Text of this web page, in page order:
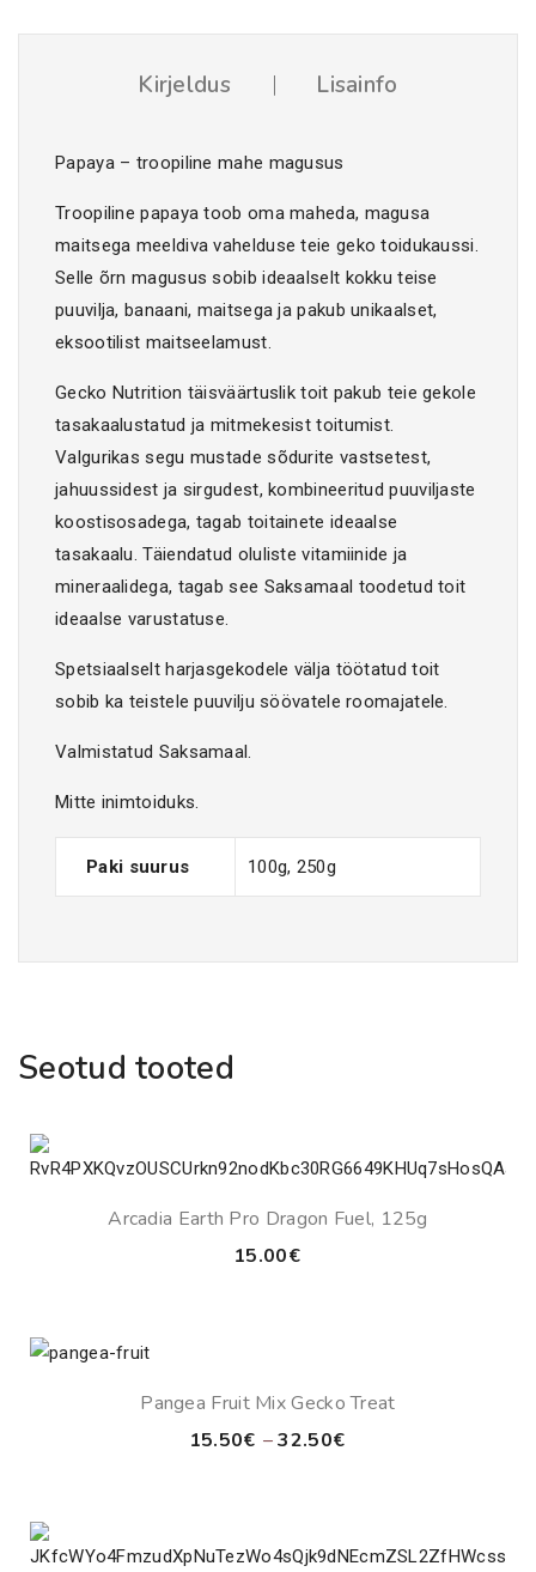
Kirjeldus Lisainfo
Papaya – troopiline mahe magusus
Troopiline papaya toob oma maheda, magusa
maitsega meeldiva vahelduse teie geko toidukaussi.
Selle õrn magusus sobib ideaalselt kokku teise
puuvilja, banaani, maitsega ja pakub unikaalset,
eksootilist maitseelamust.
Gecko Nutrition täisväärtuslik toit pakub teie gekole
tasakaalustatud ja mitmekesist toitumist.
Valgurikas segu mustade sõdurite vastsetest,
jahuussidest ja sirgudest, kombineeritud puuviljaste
koostisosadega, tagab toitainete ideaalse
tasakaalu. Täiendatud oluliste vitamiinide ja
mineraalidega, tagab see Saksamaal toodetud toit
ideaalse varustatuse.
Spetsiaalselt harjasgekodele välja töötatud toit
sobib ka teistele puuvilju söövatele roomajatele.
Valmistatud Saksamaal.
Mitte inimtoiduks.
Paki suurus 100g, 250g
Seotud tooted
Arcadia Earth Pro Dragon Fuel, 125g
15.00€
Pangea Fruit Mix Gecko Treat
15.50€ – 32.50€
32.50€